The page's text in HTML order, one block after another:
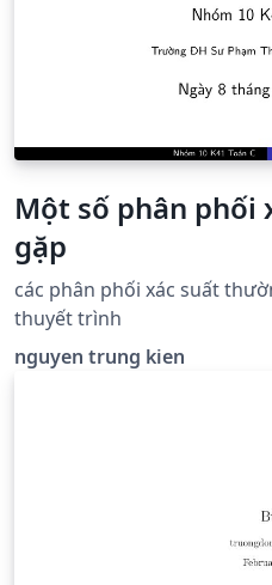
vấn đề quản lý khách sạn.
Một số phân phối
gặp
các phân phối xác suất
thuyết trình
nguyen trung kien